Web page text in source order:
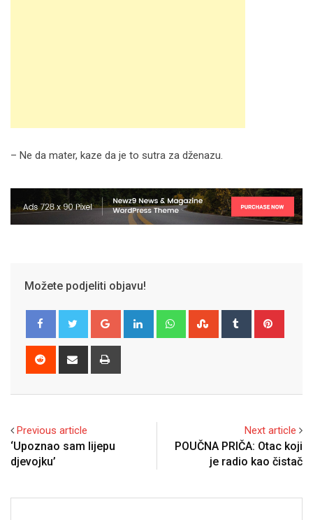
– Ne da mater, kaze da je to sutra za dženazu.
Možete podjeliti objavu!
Google+ LinkedIn WhatsappStumbleUpon
Tumblr
Reddit
Share
Previous article
‘Upoznao sam lijepu
djevojku’
Next article
POUČNA PRIČA: Otac koji
je radio kao čistač